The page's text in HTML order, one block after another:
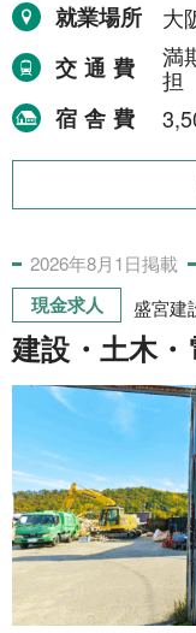
大阪府
兵庫県
滋賀県
和歌山県
東海地方
愛知県
三重県
四国地方
愛媛県
中国地方
岡山県
就業場所
大
交通費
満
担
宿舎費
2026年8月1日掲載
現金求人 盛宮建
建設・土木